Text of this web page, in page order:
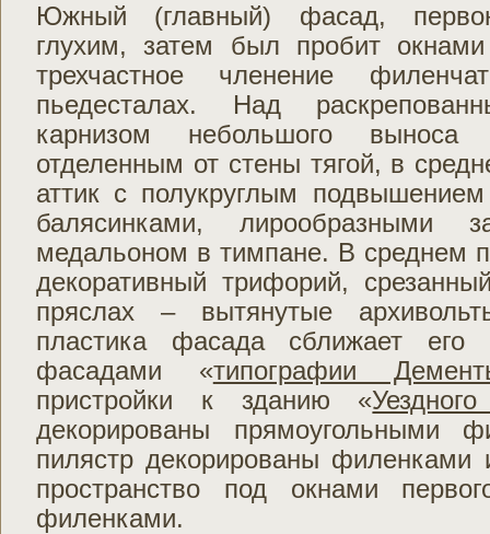
Южный (главный) фасад,
глухим, затем был пробит
трехчастное членение
пьедесталах. Над
карнизом небольшого
отделенным от стены тягой, в
аттик с полукруглым
балясинками, лирообразными
медальоном в тимпане. В среднем
декоративный трифорий,
пряслах – вытянутые
пластика фасада сближает его
фасадами «типографии
пристройки к зданию «
декорированы прямоугольными
пилястр декорированы
пространство под окнами
филенками.